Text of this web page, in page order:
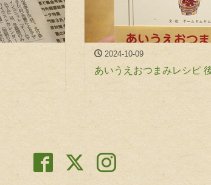
2024-10-09
あいうえおつまみレシピ